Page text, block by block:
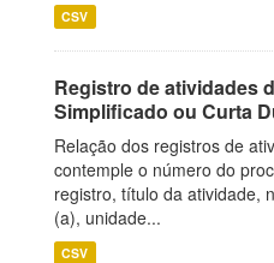
CSV
Registro de atividades
Simplificado ou Curta
Relação dos registros de
contemple o número do
registro, título da atividade,
(a), unidade...
CSV